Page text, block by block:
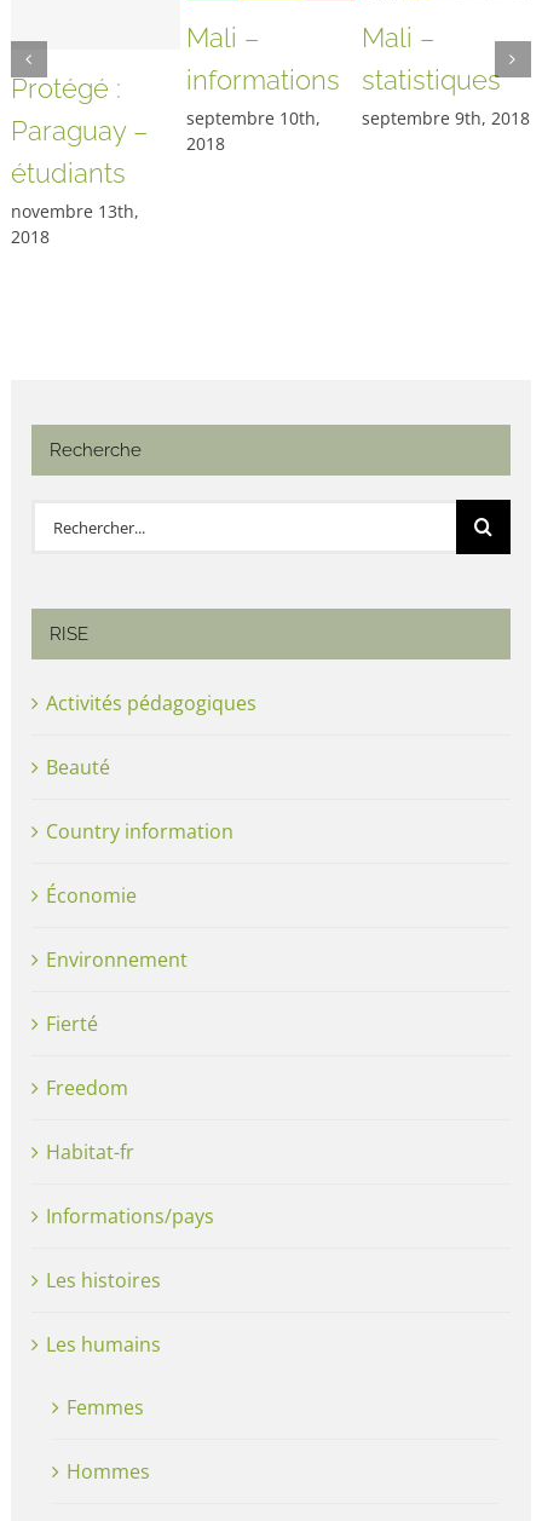
Protégé :
Paraguay –
étudiants
novembre 13th,
2018
Mali –
informations
septembre 10th,
2018
Mali –
statistiques
septembre 9th, 2018
Recherche
Rechercher:
RISE
Activités pédagogiques
Beauté
Country information
Économie
Environnement
Fierté
Freedom
Habitat-fr
Informations/pays
Les histoires
Les humains
Femmes
Hommes